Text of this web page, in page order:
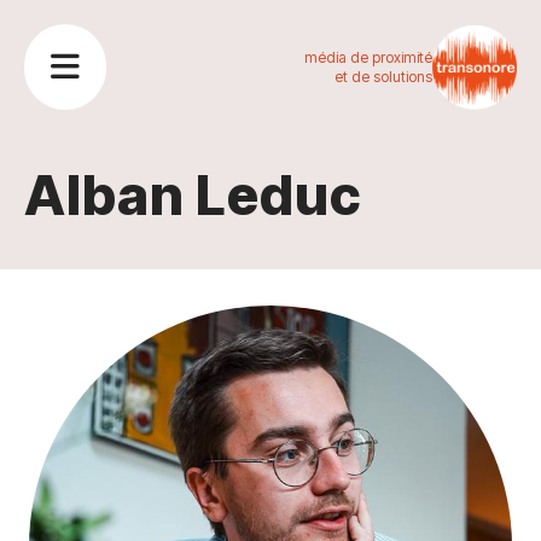
média de proximité
et de solutions
Alban Leduc